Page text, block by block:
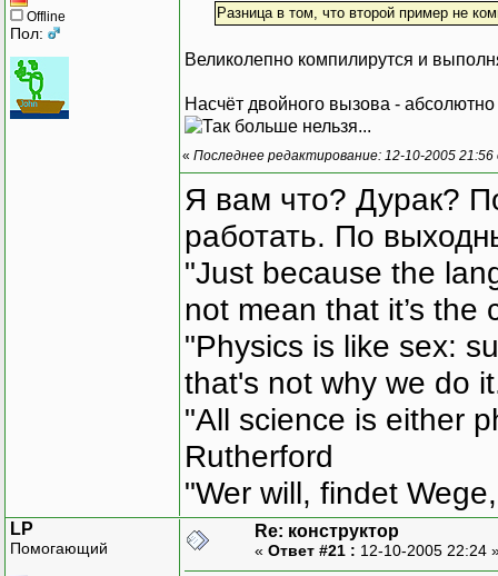
Offline
Пол:
Разница в том, что второй пример не
Великолепно компилирутся и
Насчёт двойного вызова -
« Последнее редактирование: 12-10-2005
Я вам что? Дурак?
работать. По
"Just because the
not mean that it’s the
"Physics is like sex:
that's not why we do
"All science is either
Rutherford
"Wer will, findet
LP
Помогающий
Re: конструктор
« Ответ #21 : 12-10-2005 22:24